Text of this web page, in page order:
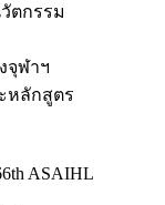
ตกรรม
จุฬาฯ
หลักสูตร
ASAIHL